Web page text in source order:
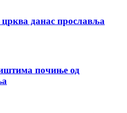
данас прославља
почиње од